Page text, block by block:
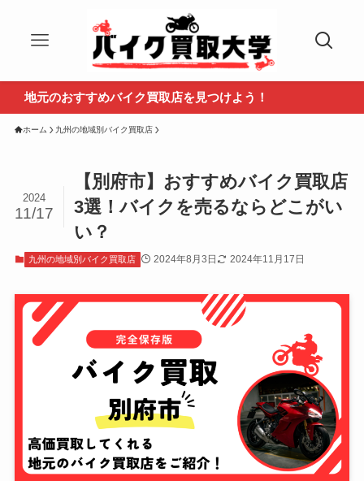
のおすすめバイク買取店を見つけよう！
ホーム 九州の地域別バイク買取店
【別府市】おすすめバイク買取店
3選！バイクを売るならどこがい
い？
2024
11/17
九州の地域別バイク買取店 2024年8月3日 2024年11月17日